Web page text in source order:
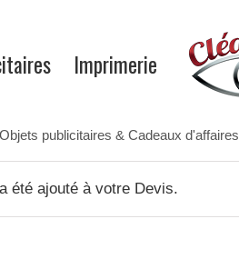
Imprimerie
Objets publicitaires & Cadeaux d'affaires
été ajouté à votre Devis.